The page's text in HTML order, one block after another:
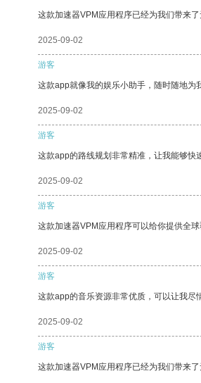
这款加速器VPM应用程序已经为我们带来了
2025-09-02
游客
这款app就像我的娱乐小助手，随时随地为
2025-09-02
游客
这款app的路线规划非常精准，让我能够快
2025-09-02
游客
这款加速器VPM应用程序可以给你提供全球
2025-09-02
游客
这款app的音乐资源非常优质，可以让我尽
2025-09-02
游客
这款加速器VPM应用程序已经为我们带来了